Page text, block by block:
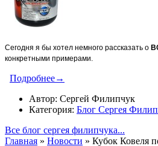
Сегодня я бы хотел немного рассказать о
конкретными примерами.
Подробнее→
Автор: Сергей Филипчук
Категория: Блог Сергея
Все блог сергея филипчука...
Главная » Новости » Кубок Ковеля